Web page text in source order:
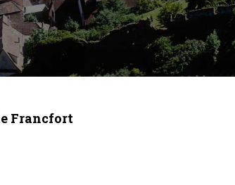
Francfort